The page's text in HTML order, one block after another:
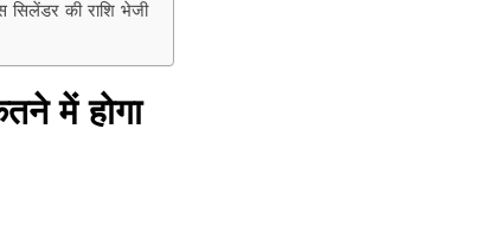
की राशि भेजी
में होगा